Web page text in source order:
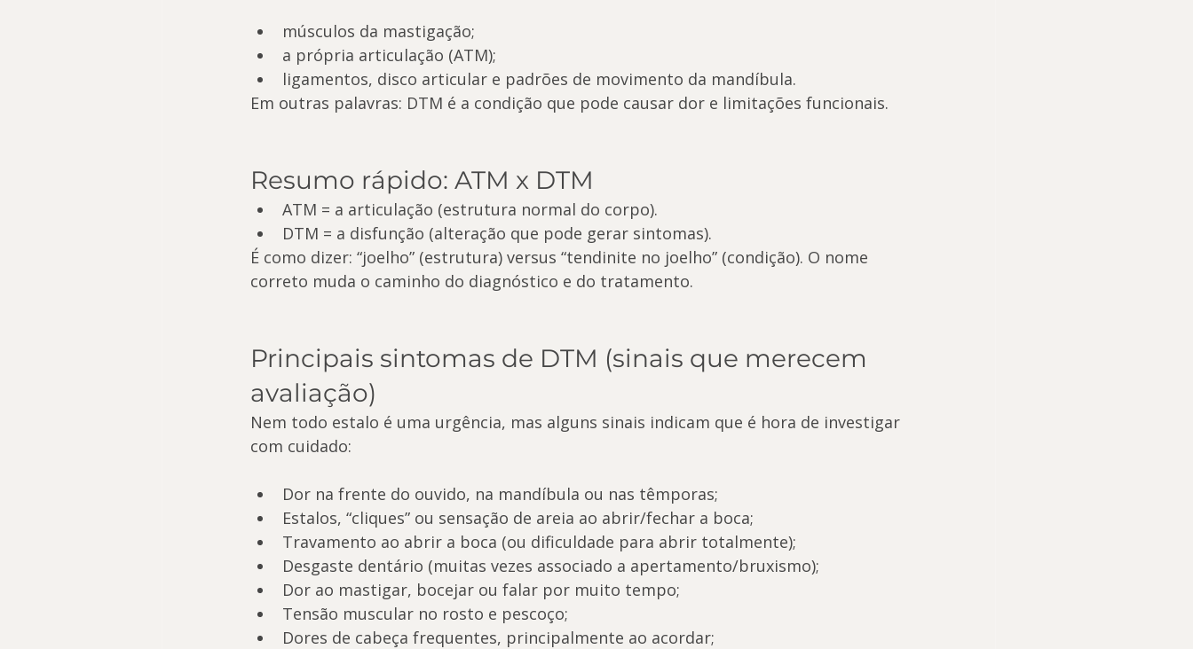
músculos da mastigação;
a própria articulação (ATM);
ligamentos, disco articular e padrões de movimento da mandíbula.
Em outras palavras: DTM é a condição que pode causar dor e limitações funcionais.
Resumo rápido: ATM x DTM
ATM = a articulação (estrutura normal do corpo).
DTM = a disfunção (alteração que pode gerar sintomas).
É como dizer: “joelho” (estrutura) versus “tendinite no joelho” (condição). O nome
correto muda o caminho do diagnóstico e do tratamento.
Principais sintomas de DTM (sinais que merecem
avaliação)
Nem todo estalo é uma urgência, mas alguns sinais indicam que é hora de investigar
com cuidado:
Dor na frente do ouvido, na mandíbula ou nas têmporas;
Estalos, “cliques” ou sensação de areia ao abrir/fechar a boca;
Travamento ao abrir a boca (ou dificuldade para abrir totalmente);
Desgaste dentário (muitas vezes associado a apertamento/bruxismo);
Dor ao mastigar, bocejar ou falar por muito tempo;
Tensão muscular no rosto e pescoço;
Dores de cabeça frequentes, principalmente ao acordar;